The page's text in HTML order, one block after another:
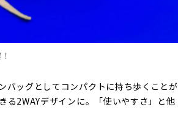
バッグとしてコンパクトに持ち歩くことが
る2WAYデザインに。「使いやすさ」と他